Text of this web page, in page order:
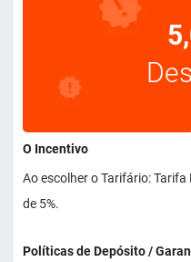
O Incentivo
Ao escolher o Tarifário:
de 5%.
Políticas de Depósito /